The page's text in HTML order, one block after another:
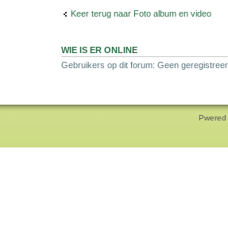
Keer terug naar Foto album en video
WIE IS ER ONLINE
Gebruikers op dit forum: Geen